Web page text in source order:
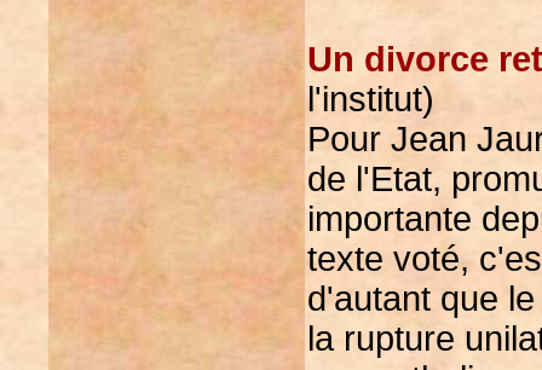
Un divorce
l'institut)
Pour Jean
de l'Etat,
importante
texte voté,
d'autant que
la rupture